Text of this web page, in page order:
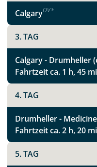
CalgaryOV*
3. TAG
Calgary - Drumheller
Fahrtzeit ca. 1 h, 45
4. TAG
Drumheller -
Fahrtzeit ca. 2 h, 20
5. TAG